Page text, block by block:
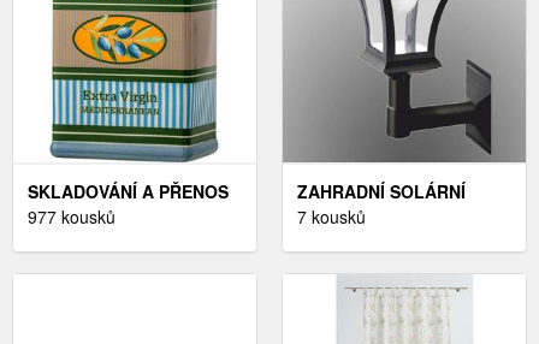
SKLADOVÁNÍ A PŘENOS
POTRAVIN
977 kousků
ZAHRADNÍ SOLÁRNÍ
LAMPY,VYBAVENÍ A
7 kousků